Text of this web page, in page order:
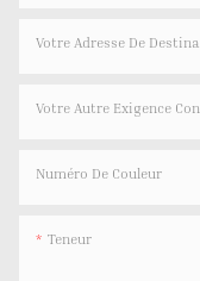
Votre Adresse De
Votre Autre Exigence
Numéro De Couleur
Teneur